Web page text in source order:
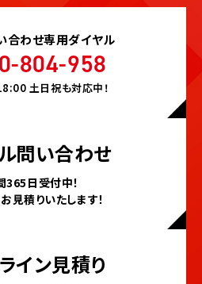
合わせ専用ダイヤル
804-958
土日祝も対応中！
問い合わせ
365日受付中！
見積りいたします！
イン見積り